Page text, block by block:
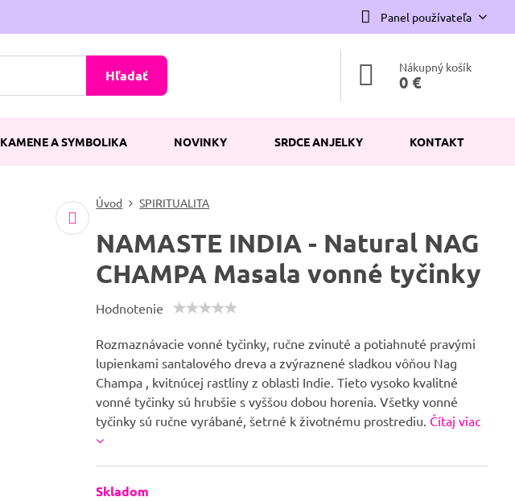
Panel používateľa
Hľadať Nákupný košík
0 €
KAMENE A SYMBOLIKA NOVINKY SRDCE ANJELKY KONTAKT
Úvod SPIRITUALITA
NAMASTE INDIA - Natural NAG
CHAMPA Masala vonné tyčinky
Hodnotenie
Rozmaznávacie vonné tyčinky, ručne zvinuté a potiahnuté pravými
lupienkami santalového dreva a zvýraznené sladkou vôňou Nag
Champa , kvitnúcej rastliny z oblasti Indie. Tieto vysoko kvalitné
vonné tyčinky sú hrubšie s vyššou dobou horenia. Všetky vonné
tyčinky sú ručne vyrábané, šetrné k životnému prostrediu. Čítaj viac
Skladom